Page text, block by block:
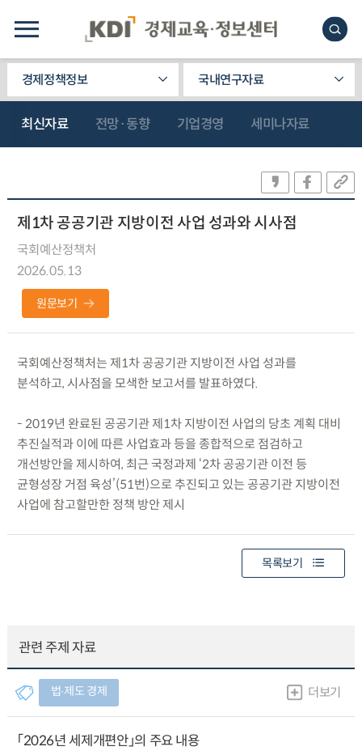
경제정책정보 국내연구자료
최신자료 전망·동향 기업경영 세미나자료
제1차 공공기관 지방이전 사업 성과와 시사점
국회예산정책처
2026.05.13
원문보기
국회예산정책처는 제1차 공공기관 지방이전 사업 성과를
분석하고, 시사점을 모색한 보고서를 발표하였다.
- 2019년 완료된 공공기관 제1차 지방이전 사업의 당초 계획 대비
추진실적과 이에 따른 사업효과 등을 종합적으로 점검하고
개선방안을 제시하여, 최근 국정과제 ‘2차 공공기관 이전 등
균형성장 거점 육성’(51번)으로 추진되고 있는 공공기관 지방이전
사업에 참고할만한 정책 방안 제시
목록보기
관련 주제 자료
법∙제도 경제 더보기
「2026년 세제개편안」의 주요 내용